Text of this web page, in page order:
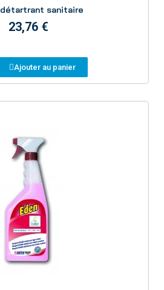
détartrant sanitaire
23,76 €
Ajouter au panier